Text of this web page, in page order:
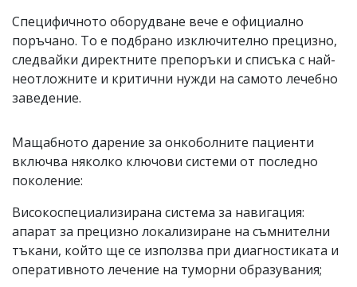
Специфичното оборудване вече е официално
поръчано. То е подбрано изключително прецизно,
следвайки директните препоръки и списъка с най-
неотложните и критични нужди на самото лечебно
заведение.
Мащабното дарение за онкоболните пациенти
включва няколко ключови системи от последно
поколение:
Високоспециализирана система за навигация:
апарат за прецизно локализиране на съмнителни
тъкани, който ще се използва при диагностиката и
оперативното лечение на туморни образувания;